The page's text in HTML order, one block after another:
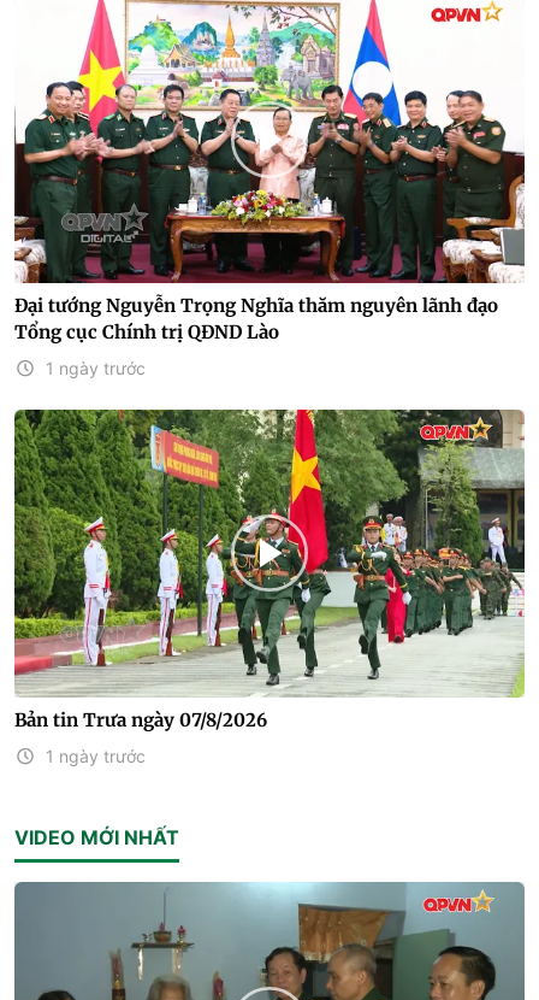
Đại tướng Nguyễn Trọng Nghĩa thăm nguyên lãnh đạo
Tổng cục Chính trị QĐND Lào
1 ngày trước
Bản tin Trưa ngày 07/8/2026
1 ngày trước
VIDEO MỚI NHẤT